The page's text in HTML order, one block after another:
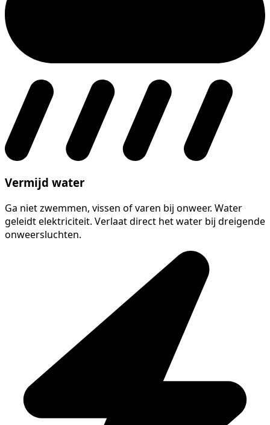
Vermijd water
Ga niet zwemmen, vissen of varen bij onweer. Water
geleidt elektriciteit. Verlaat direct het water bij dreigende
onweersluchten.